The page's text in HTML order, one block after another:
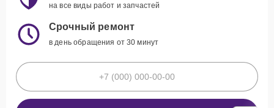
на все виды работ и запчастей
Срочный ремонт
в день обращения от 30 минут